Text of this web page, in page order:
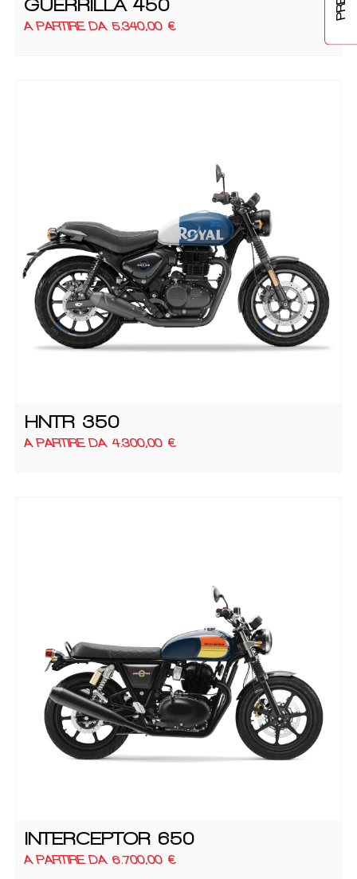
GUERRILLA 450
A PARTIRE DA5.340,00€
HNTR 350
A PARTIRE DA4.300,00€
INTERCEPTOR 650
A PARTIRE DA6.700,00€